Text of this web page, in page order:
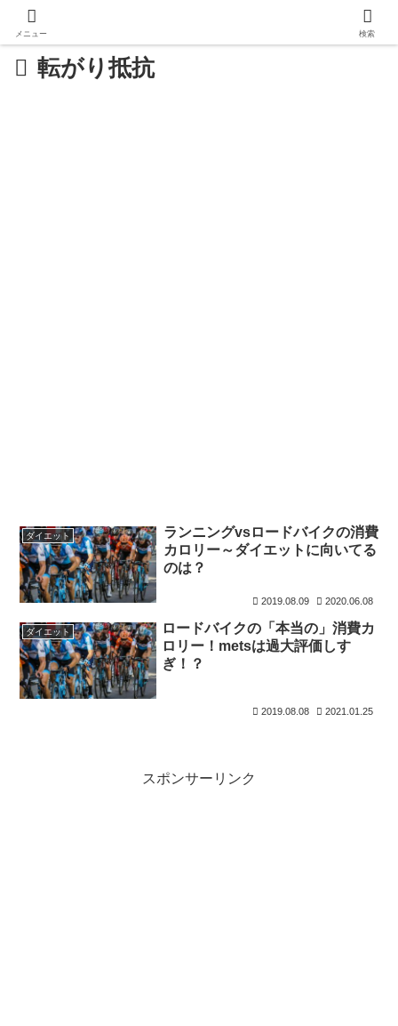
転がり抵抗
ダイエット
ランニングvsロードバイクの消費
カロリー～ダイエットに向いてる
のは？
2019.08.09 2020.06.08
ダイエット
ロードバイクの「本当の」消費カ
ロリー！metsは過大評価しす
ぎ！？
2019.08.08 2021.01.25
スポンサーリンク
メニュー 検索